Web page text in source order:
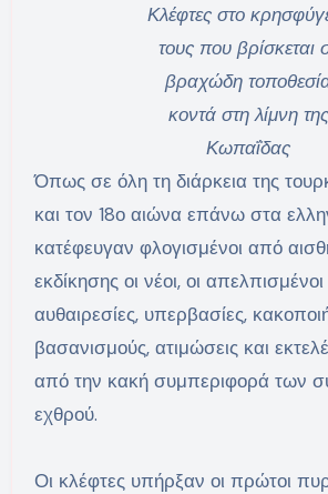
Κλέφτες στο
τους που βρίσκεται
βραχώδη
κοντά στη λίμνη της
Κωπαΐδας
Όπως σε όλη τη διάρκεια της
και τον 18ο αιώνα επάνω στα
κατέφευγαν φλογισμένοι από
εκδίκησης οι νέοι, οι
αυθαιρεσίες, υπερβασίες,
βασανισμούς, ατιμώσεις και
από την κακή συμπεριφορά των
εχθρού.
Οι κλέφτες υπήρξαν οι πρώτοι